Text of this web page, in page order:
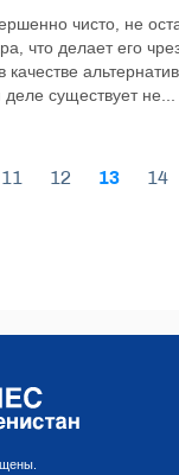
чисто, не
что делает его
качестве
существует не...
11 12 13 14